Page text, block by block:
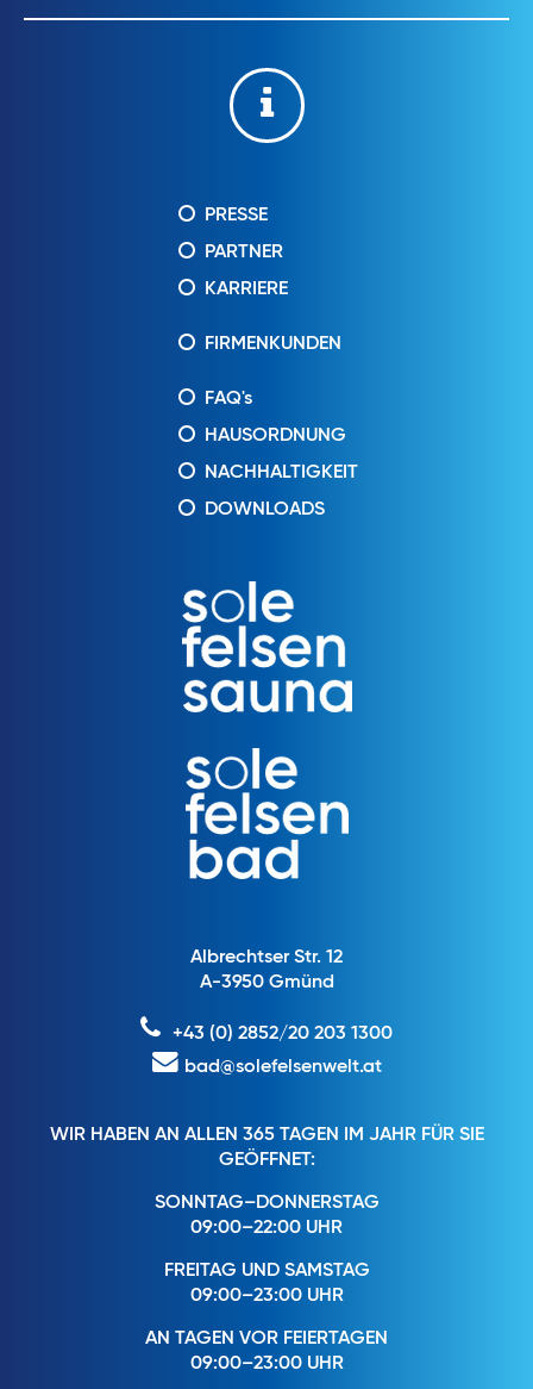
PRESSE
PARTNER
KARRIERE
FIRMENKUNDEN
FAQ's
HAUSORDNUNG
NACHHALTIGKEIT
DOWNLOADS
Albrechtser Str. 12
A-3950 Gmünd
+43 (0) 2852/20 203 1300
bad@solefelsenwelt.at
WIR HABEN AN ALLEN 365 TAGEN IM JAHR FÜR SIE
GEÖFFNET:
SONNTAG–DONNERSTAG
09:00–22:00 UHR
FREITAG UND SAMSTAG
09:00–23:00 UHR
AN TAGEN VOR FEIERTAGEN
09:00–23:00 UHR